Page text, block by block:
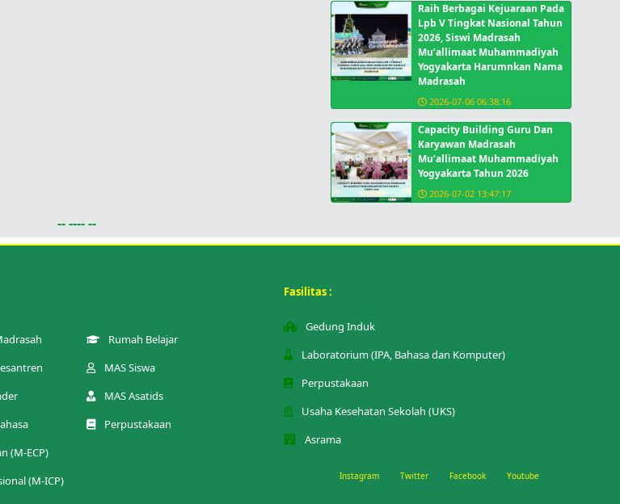
Raih Berbagai Kejuaraan Pada
Lpb V Tingkat Nasional Tahun
2026, Siswi Madrasah
Mu’allimaat Muhammadiyah
Yogyakarta Harumnkan Nama
Madrasah
2026-07-06 06:38:16
Capacity Building Guru Dan
Karyawan Madrasah
Mu’allimaat Muhammadiyah
Yogyakarta Tahun 2026
2026-07-02 13:47:17
-- ---- --
(M-ECP)
(M-ICP)
Rumah Belajar
MAS Siswa
MAS Asatids
Perpustakaan
Fasilitas :
Gedung Induk
Laboratorium (IPA, Bahasa dan Komputer)
Perpustakaan
Usaha Kesehatan Sekolah (UKS)
Asrama
Instagram Twitter Facebook Youtube